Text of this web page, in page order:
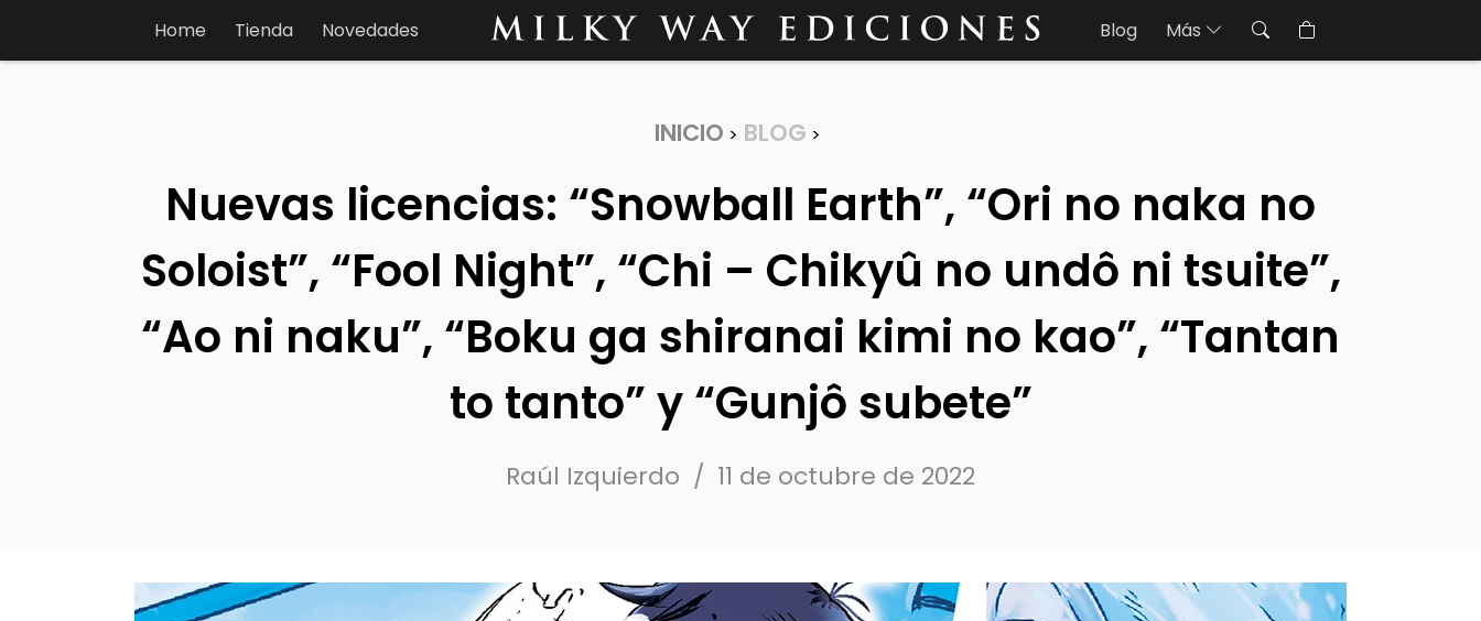
Home Tienda Novedades Blog Más
INICIO > BLOG >
Nuevas licencias: “Snowball Earth”, “Ori no naka no
Soloist”, “Fool Night”, “Chi – Chikyû no undô ni tsuite”,
“Ao ni naku”, “Boku ga shiranai kimi no kao”, “Tantan
to tanto” y “Gunjô subete”
Raúl Izquierdo / 11 de octubre de 2022